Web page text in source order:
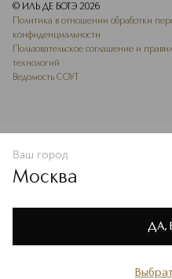
Политике конфиденциальности
В КОРЗИНУ
© ИЛЬ ДЕ БОТЭ 2026
Политика в отношении обработки
конфиденциальности
Пользовательское соглашение и
технологий
Ведомость СОУТ
Ваш город
Москва
ДА,